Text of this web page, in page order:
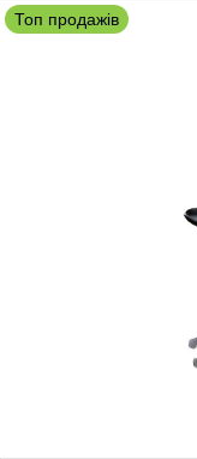
Топ продажів